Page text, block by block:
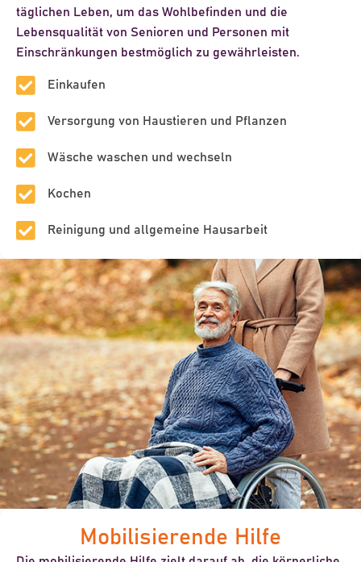
täglichen Leben, um das Wohlbefinden und die
Lebensqualität von Senioren und Personen mit
Einschränkungen bestmöglich zu gewährleisten.
Einkaufen
Versorgung von Haustieren und Pflanzen
Wäsche waschen und wechseln
Kochen
Reinigung und allgemeine Hausarbeit
Mobilisierende Hilfe